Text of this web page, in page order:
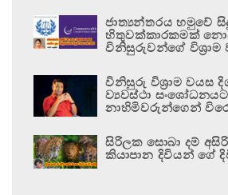
ජාත්‍යන්තරය හමුවේ
හිතුවක්කාරකමක්
විනිසුරුවන්ගේ විශ්‍රාම
විනිසුරු විශ්‍රාම වයස
ව්‍යවස්ථා
නාහිමිවරුන්ගෙන්
සිරිලක සොබා දම්
කියාපාන දිවියන් ගේ